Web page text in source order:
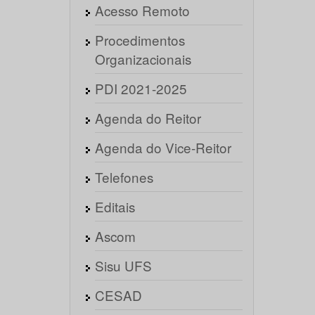
Acesso Remoto
Procedimentos
Organizacionais
PDI 2021-2025
Agenda do Reitor
Agenda do Vice-Reitor
Telefones
Editais
Ascom
Sisu UFS
CESAD